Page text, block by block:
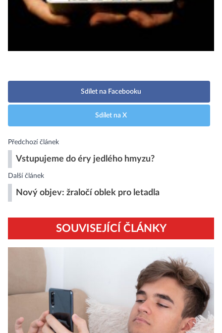
Sdílet na Facebooku
Sdílet na X
Předchozí článek
Vstupujeme do éry jedlého hmyzu?
Další článek
Nový objev: žraločí oblek pro letadla
SOUVISEJÍCÍ ČLÁNKY